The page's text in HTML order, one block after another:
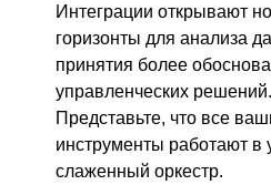
Интеграции открывают
горизонты для анализа
принятия более
управленческих решений.
Представьте, что все
инструменты работают в
слаженный оркестр.